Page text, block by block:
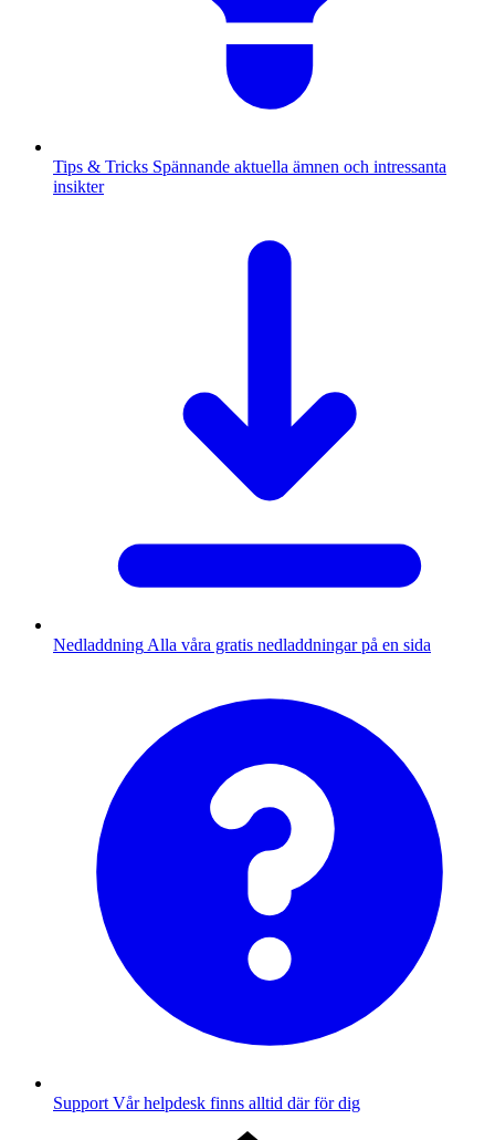
Tips & Tricks Spännande aktuella ämnen och intressanta
insikter
Nedladdning Alla våra gratis nedladdningar på en sida
Support Vår helpdesk finns alltid där för dig